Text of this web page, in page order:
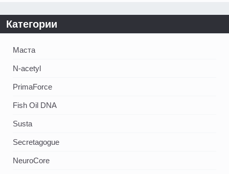
Категории
Маста
N-acetyl
PrimaForce
Fish Oil DNA
Susta
Secretagogue
NeuroCore